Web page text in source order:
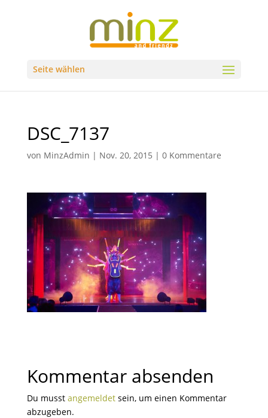
Seite wählen
DSC_7137
von MinzAdmin | Nov. 20, 2015 | 0 Kommentare
Kommentar absenden
Du musst angemeldetsein, um einen Kommentar
abzugeben.